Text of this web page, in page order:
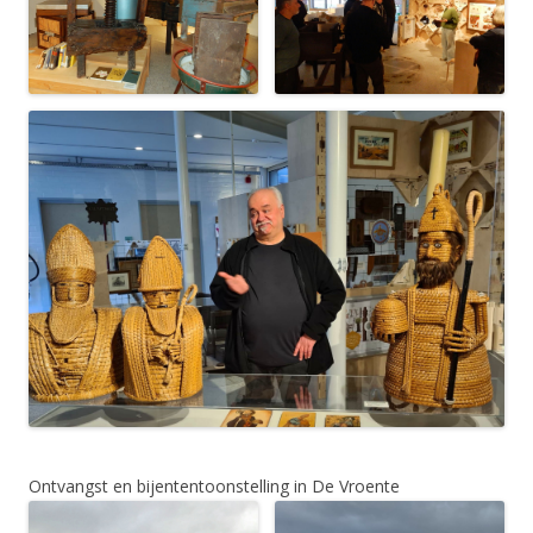
Ontvangst en bijententoonstelling in De Vroente